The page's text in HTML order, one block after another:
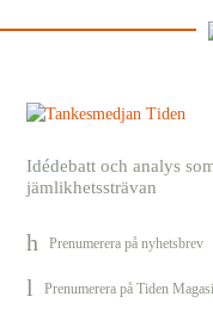
Idédebatt och analys
jämlikhetssträvan
Prenumerera på nyhetsbrev
Prenumerera på Tiden